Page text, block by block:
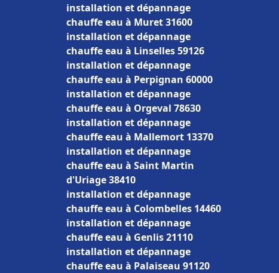
installation et dépannage
chauffe eau à Muret 31600
installation et dépannage
chauffe eau à Linselles 59126
installation et dépannage
chauffe eau à Perpignan 60000
installation et dépannage
chauffe eau à Orgeval 78630
installation et dépannage
chauffe eau à Mallemort 13370
installation et dépannage
chauffe eau à Saint Martin
d'Uriage 38410
installation et dépannage
chauffe eau à Colombelles 14460
installation et dépannage
chauffe eau à Genlis 21110
installation et dépannage
chauffe eau à Palaiseau 91120